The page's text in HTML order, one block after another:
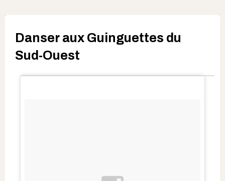
Danser aux Guinguettes du
Sud-Ouest